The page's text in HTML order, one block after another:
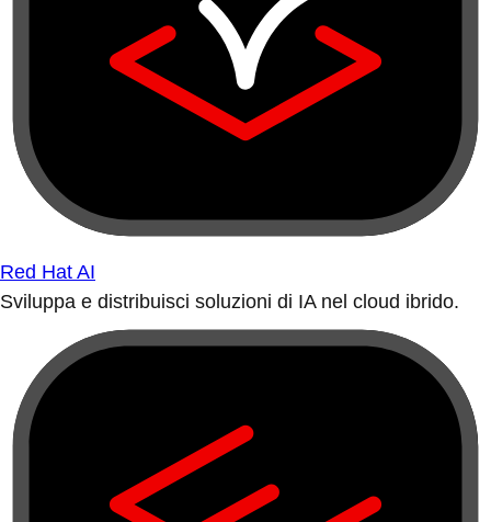
Red Hat AI
Sviluppa e distribuisci soluzioni di IA nel cloud ibrido.